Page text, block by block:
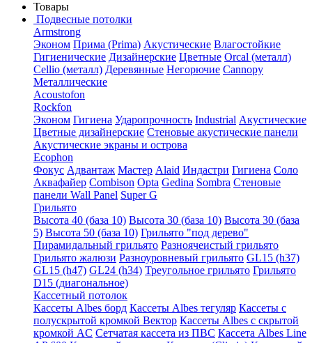
Товары
Подвесные потолки
Armstrong
Эконом Прима (Prima) Акустические Влагостойкие
Гигиенические Дизайнерские Цветные Orcal (металл)
Cellio (металл) Деревянные Негорючие Cannopy
Металлические
Acoustofon
Rockfon
Эконом Гигиена Ударопрочность Industrial Акустические
Цветные дизайнерские Стеновые акустические панели
Акустические экраны и острова
Ecophon
Фокус Адвантаж Мастер Alaid Индастри Гигиена Соло
Аквафайер Combison Opta Gedina Sombra Стеновые
панели Wall Panel Super G
Грильято
Высота 40 (база 10) Высота 30 (база 10) Высота 30 (база
5) Высота 50 (база 10) Грильято "под дерево"
Пирамидальный грильято Разноячеистый грильято
Грильято жалюзи Разноуровневый грильято GL15 (h37)
GL15 (h47) GL24 (h34) Треугольное грильято Грильято
D15 (диагональное)
Кассетный потолок
Кассеты Albes борд Кассеты Albes тегуляр Кассеты с
полускрытой кромкой Вектор Кассеты Albes с скрытой
кромкой AC Сетчатая кассета из ПВС Кассета Albes Line